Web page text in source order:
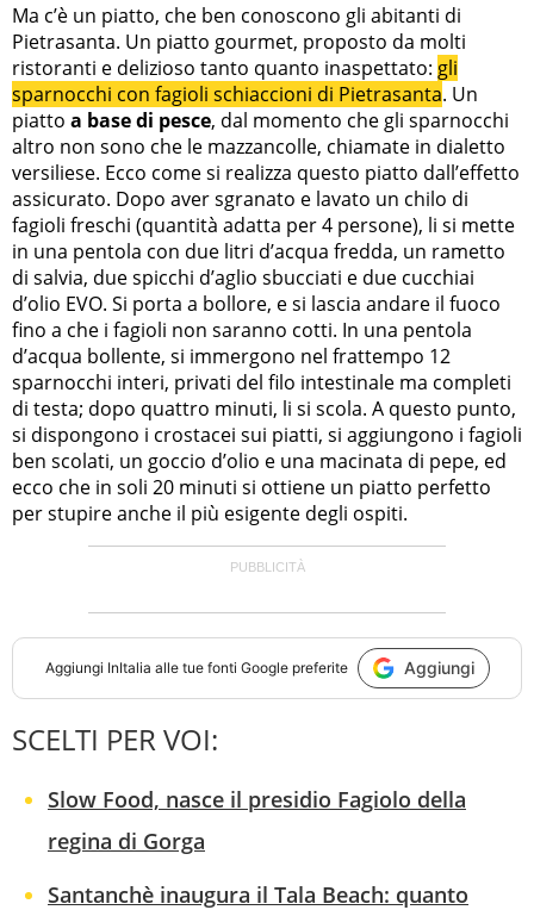
Ma c’è un piatto, che ben conoscono gli abitanti di
Pietrasanta. Un piatto gourmet, proposto da molti
ristoranti e delizioso tanto quanto inaspettato: gli
sparnocchi con fagioli schiaccioni di Pietrasanta. Un
piatto a base di pesce, dal momento che gli sparnocchi
altro non sono che le mazzancolle, chiamate in dialetto
versiliese. Ecco come si realizza questo piatto dall’effetto
assicurato. Dopo aver sgranato e lavato un chilo di
fagioli freschi (quantità adatta per 4 persone), li si mette
in una pentola con due litri d’acqua fredda, un rametto
di salvia, due spicchi d’aglio sbucciati e due cucchiai
d’olio EVO. Si porta a bollore, e si lascia andare il fuoco
fino a che i fagioli non saranno cotti. In una pentola
d’acqua bollente, si immergono nel frattempo 12
sparnocchi interi, privati del filo intestinale ma completi
di testa; dopo quattro minuti, li si scola. A questo punto,
si dispongono i crostacei sui piatti, si aggiungono i fagioli
ben scolati, un goccio d’olio e una macinata di pepe, ed
ecco che in soli 20 minuti si ottiene un piatto perfetto
per stupire anche il più esigente degli ospiti.
Aggiungi InItalia alle tue fonti Google preferite Aggiungi
SCELTI PER VOI:
Slow Food, nasce il presidio Fagiolo della
regina di Gorga
Santanchè inaugura il Tala Beach: quanto